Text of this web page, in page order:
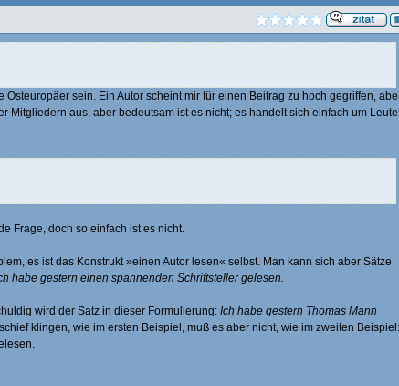
Osteuropäer sein. Ein Autor scheint mir für einen Beitrag zu hoch gegriffen,
Mitgliedern aus, aber bedeutsam ist es nicht; es handelt sich einfach um Leute,
Frage, doch so einfach ist es nicht.
es ist das Konstrukt »einen Autor lesen« selbst. Man kann sich aber Sätze
habe gestern einen spannenden Schriftsteller gelesen.
wird der Satz in dieser Formulierung: Ich habe gestern Thomas Mann
klingen, wie im ersten Beispiel, muß es aber nicht, wie im zweiten Beispiel: